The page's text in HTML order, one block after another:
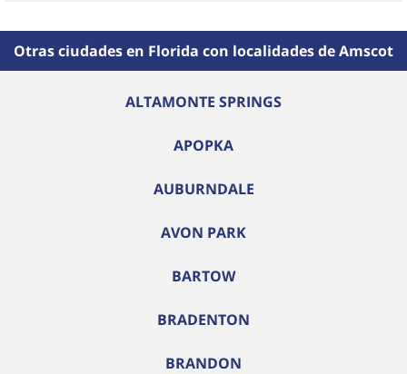
Otras ciudades en Florida con localidades de Amscot
ALTAMONTE SPRINGS
APOPKA
AUBURNDALE
AVON PARK
BARTOW
BRADENTON
BRANDON